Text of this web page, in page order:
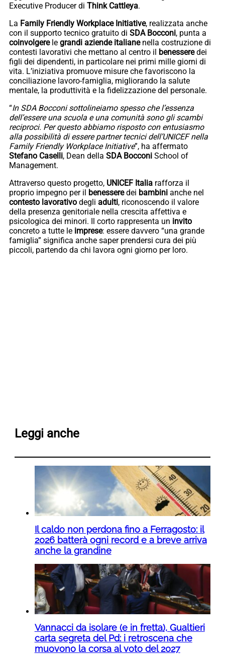
Executive Producer di Think Cattleya.
La Family Friendly Workplace Initiative, realizzata anche
con il supporto tecnico gratuito di SDA Bocconi, punta a
coinvolgerele grandi aziende italianenella costruzione di
contesti lavorativi che mettano al centro il
benesseredei
figli dei dipendenti, in particolare nei primi mille giorni di
vita. L’iniziativa promuove misure che favoriscono la
conciliazione lavoro-famiglia, migliorando la salute
mentale, la produttività e la fidelizzazione del personale.
“In SDA Bocconi sottolineiamo spesso che l’essenza
dell’essere una scuola e una comunità sono gli scambi
reciproci. Per questo abbiamo risposto con entusiasmo
alla possibilità di essere partner tecnici dell’UNICEF nella
Family Friendly Workplace Initiative”, ha affermato
Stefano Caselli, Dean della SDA Bocconi School of
Management.
Attraverso questo progetto, UNICEF Italia rafforza il
proprio impegno per il
benesseredei bambini anche nel
contesto lavorativo degli adulti, riconoscendo il valore
della presenza genitoriale nella crescita affettiva e
psicologica dei minori. Il corto rappresenta un invito
concreto a tutte le imprese: essere davvero “una grande
famiglia” significa anche saper prendersi cura dei più
piccoli, partendo da chi lavora ogni giorno per loro.
Leggi anche
Il caldo non perdona fino a Ferragosto: il
2026 batterà ogni record e a breve arriva
anche la grandine
Vannacci da isolare (e in fretta), Gualtieri
carta segreta del Pd: i retroscena che
muovono la corsa al voto del 2027